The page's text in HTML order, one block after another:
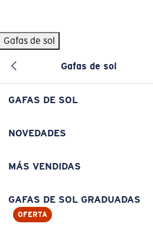
Gafas de sol
Gafas de sol
GAFAS DE SOL
NOVEDADES
MÁS VENDIDAS
GAFAS DE SOL GRADUADAS
OFERTA
Pack Exclusivo
de sol